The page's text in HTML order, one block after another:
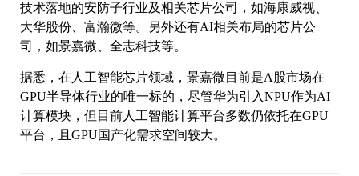
技术落地的安防子行业及相关芯片公司，如海康威视、
大华股份、富瀚微等。另外还有AI相关布局的芯片公
司，如景嘉微、全志科技等。
据悉，在人工智能芯片领域，景嘉微目前是A股市场在
GPU半导体行业的唯一标的，尽管华为引入NPU作为AI
计算模块，但目前人工智能计算平台多数仍依托在GPU
平台，且GPU国产化需求空间较大。